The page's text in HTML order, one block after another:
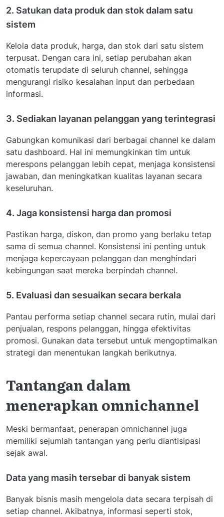
2. Satukan data produk dan stok dalam satu
sistem
Kelola data produk, harga, dan stok dari satu sistem
terpusat. Dengan cara ini, setiap perubahan akan
otomatis terupdate di seluruh channel, sehingga
mengurangi risiko kesalahan input dan perbedaan
informasi.
3. Sediakan layanan pelanggan yang terintegrasi
Gabungkan komunikasi dari berbagai channel ke dalam
satu dashboard. Hal ini memungkinkan tim untuk
merespons pelanggan lebih cepat, menjaga konsistensi
jawaban, dan meningkatkan kualitas layanan secara
keseluruhan.
4. Jaga konsistensi harga dan promosi
Pastikan harga, diskon, dan promo yang berlaku tetap
sama di semua channel. Konsistensi ini penting untuk
menjaga kepercayaan pelanggan dan menghindari
kebingungan saat mereka berpindah channel.
5. Evaluasi dan sesuaikan secara berkala
Pantau performa setiap channel secara rutin, mulai dari
penjualan, respons pelanggan, hingga efektivitas
promosi. Gunakan data tersebut untuk mengoptimalkan
strategi dan menentukan langkah berikutnya.
Tantangan dalam
menerapkan omnichannel
Meski bermanfaat, penerapan omnichannel juga
memiliki sejumlah tantangan yang perlu diantisipasi
sejak awal.
Data yang masih tersebar di banyak sistem
Banyak bisnis masih mengelola data secara terpisah di
setiap channel. Akibatnya, informasi seperti stok,